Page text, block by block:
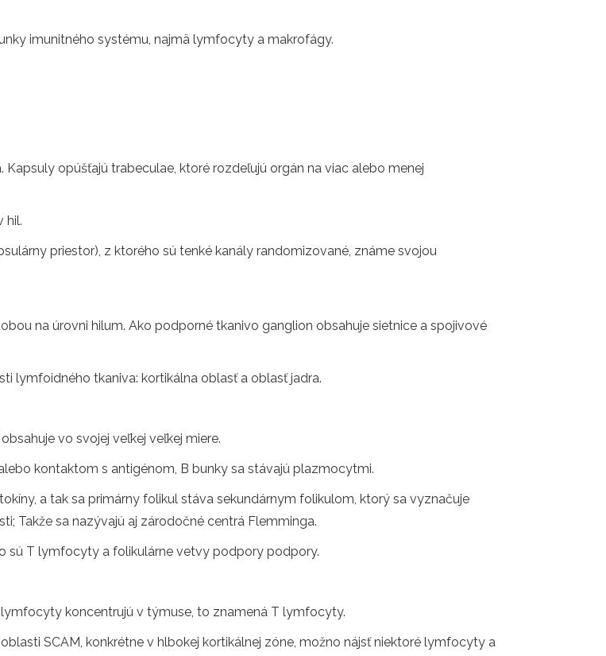
imunitného systému, najmä lymfocyty a makrofágy.
opúšťajú trabeculae, ktoré rozdeľujú orgán na viac alebo menej
hil.
priestor), z ktorého sú tenké kanály randomizované, známe svojou
na úrovni hilum. Ako podporné tkanivo ganglion obsahuje sietnice a spojivové
lymfoidného tkaniva: kortikálna oblasť a oblasť jadra.
vo svojej veľkej veľkej miere.
kontaktom s antigénom, B bunky sa stávajú plazmocytmi.
a tak sa primárny folikul stáva sekundárnym folikulom, ktorý sa vyznačuje
Takže sa nazývajú aj zárodočné centrá Flemminga.
sú T lymfocyty a folikulárne vetvy podpory podpory.
koncentrujú v týmuse, to znamená T lymfocyty.
SCAM, konkrétne v hlbokej kortikálnej zóne, možno nájsť niektoré lymfocyty a